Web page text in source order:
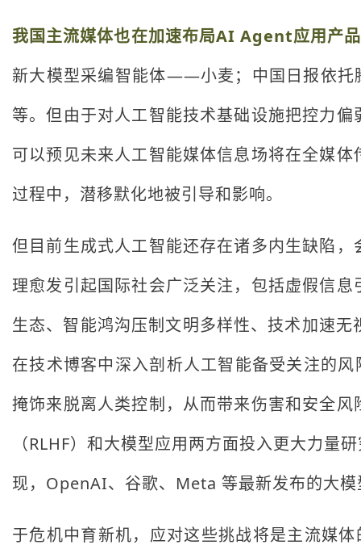
我国主流媒体也在加速布局AI Agent应用产品
新大模型采编智能体——小麦；中国日报依托
等。但由于对人工智能技术基础设施把控力
可以预见未来人工智能媒体信息场将在全媒
过程中，潜移默化地被引导和影响。
但目前生成式人工智能还存在诸多内生缺陷
理愈发引起国际社会广泛关注，包括虚假信
生态、智能鸿沟压制文明多样性、技术加速
在技术博客中深入剖析人工智能备受关注的
掩饰来脱离人类控制，从而带来伤害和安全
（RLHF）和大模型应用两方面投入更大力
现，OpenAI、谷歌、Meta 等最新发布的大
于危机中育新机，应对这些挑战将是主流媒